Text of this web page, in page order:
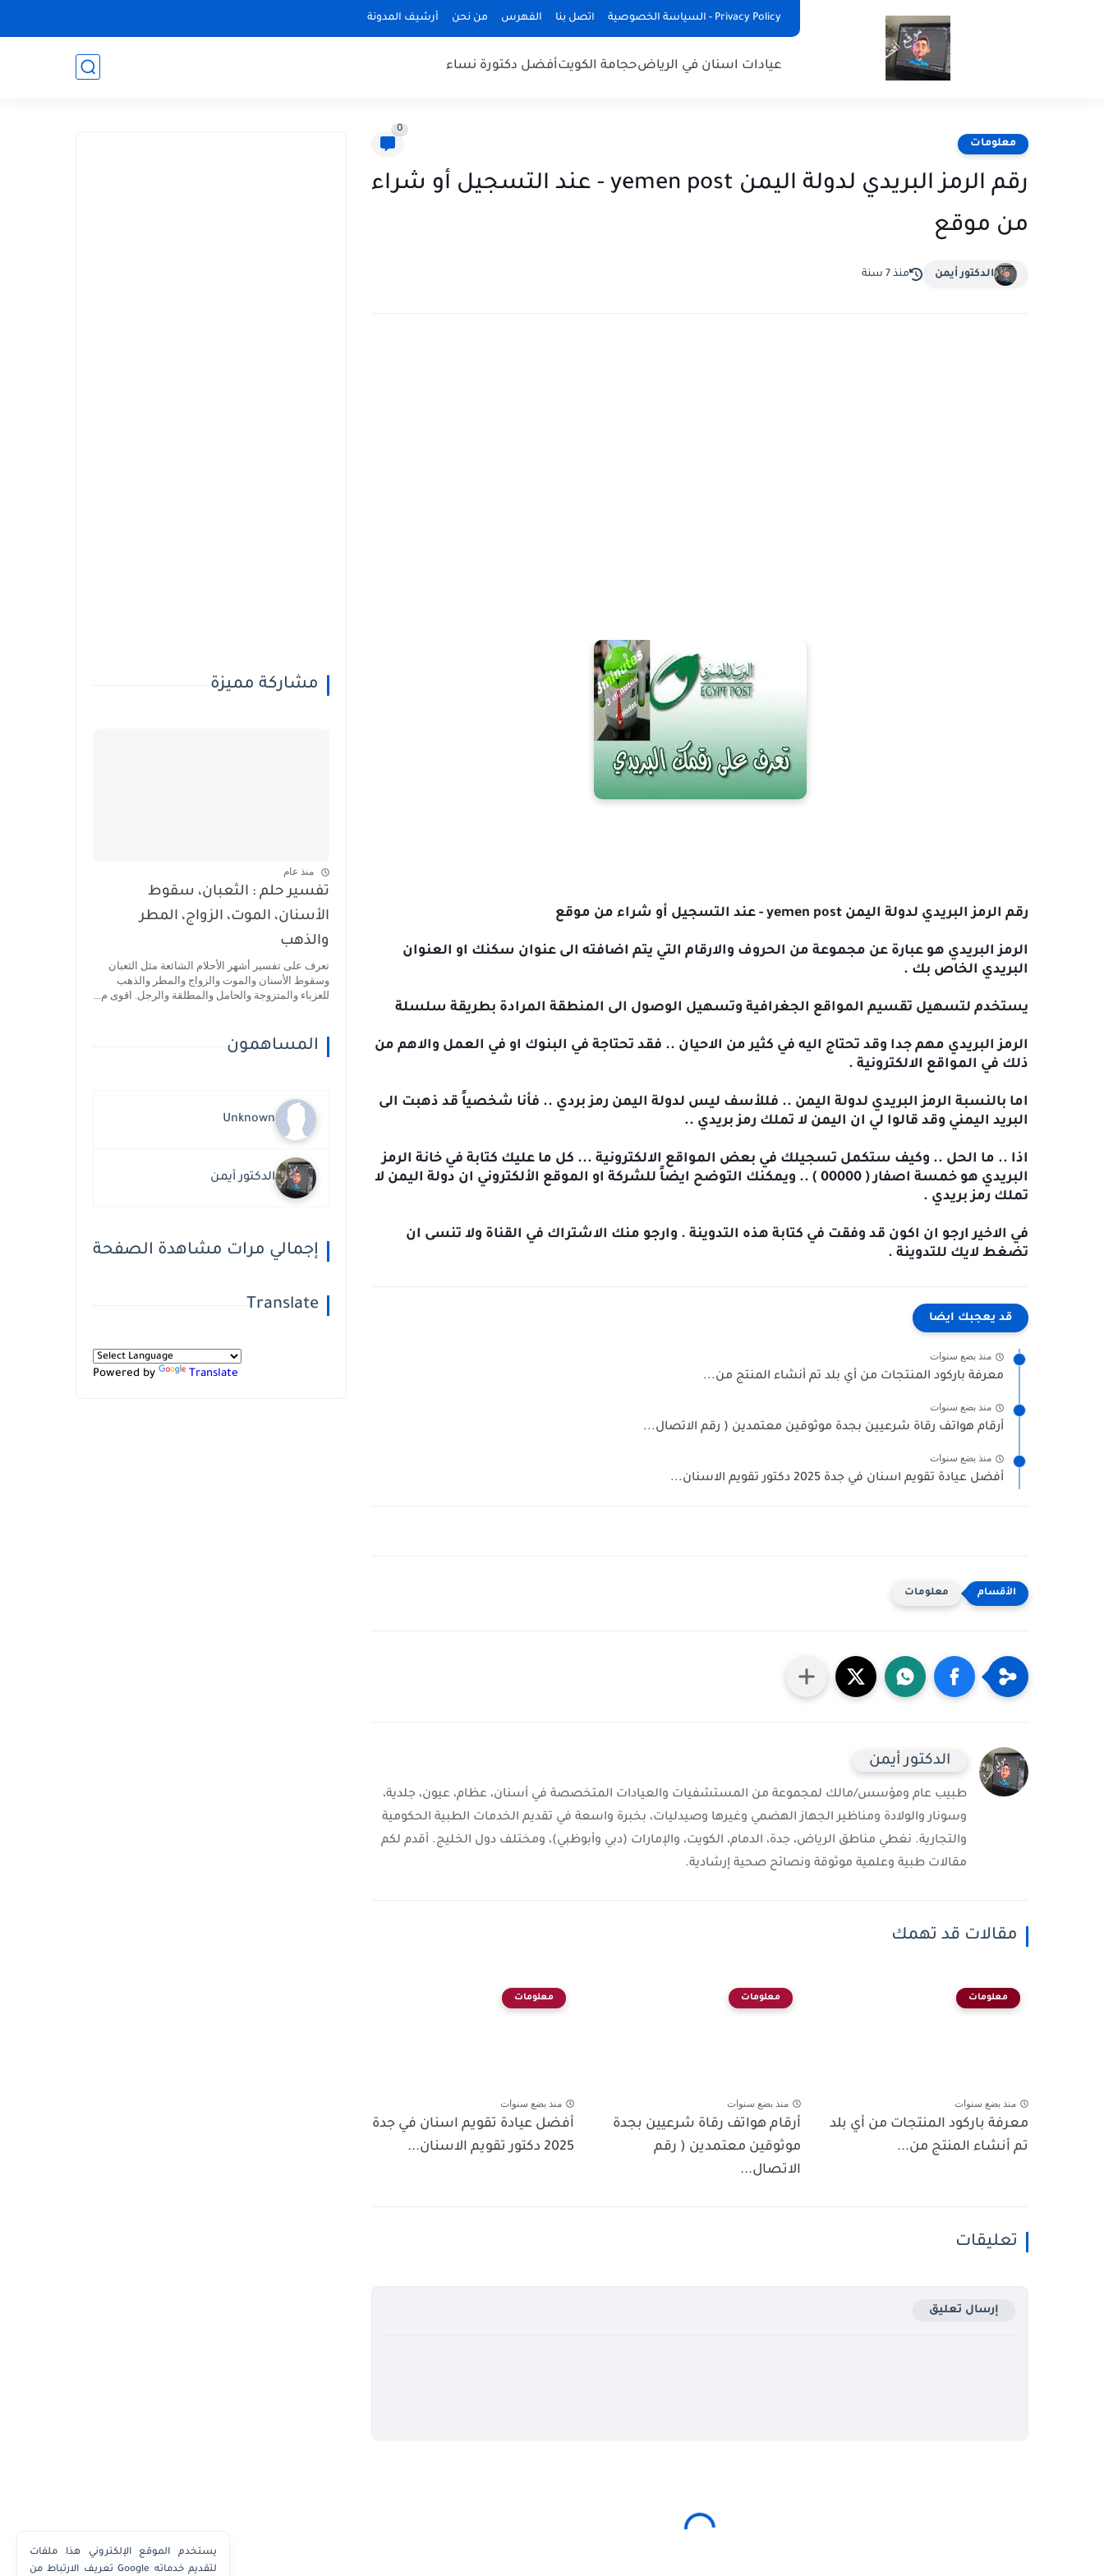
Privacy Policy - السياسة الخصوصية اتصل بنا الفهرس من نحن أرشيف المدونة
عيادات اسنان في الرياضحجامة الكويتأفضل دكتورة نساء
معلومات
0
رقم الرمز البريدي لدولة اليمن yemen post - عند التسجيل أو شراء
من موقع
الدكتور أيمن منذ 7 سنة
رقم الرمز البريدي لدولة اليمن yemen post - عند التسجيل أو شراء من موقع
البريدي الخاص بك .
يستخدم لتسهيل تقسيم المواقع الجغرافية وتسهيل الوصول الى المنطقة المرادة بطريقة سلسلة
ذلك في المواقع الالكترونية .
البريد اليمني وقد قالوا لي ان اليمن لا تملك رمز بريدي ..
اذا .. ما الحل .. وكيف ستكمل تسجيلك في بعض المواقع الالكترونية ... كل ما عليك كتابة في خانة الرمز
تملك رمز بريدي .
تضغط لايك للتدوينة .
قد يعجبك ايضا
منذ بضع سنوات
معرفة باركود المنتجات من أي بلد تم أنشاء المنتج من...
منذ بضع سنوات
أرقام هواتف رقاة شرعيين بجدة موثوقين معتمدين ( رقم الاتصال...
منذ بضع سنوات
أفضل عيادة تقويم اسنان في جدة 2025 دكتور تقويم الاسنان...
معلومات
الدكتور أيمن
طبيب عام ومؤسس/مالك لمجموعة من المستشفيات والعيادات المتخصصة في أسنان، عظام، عيون، جلدية،
وسونار والولادة ومناظير الجهاز الهضمي وغيرها وصيدليات، بخبرة واسعة في تقديم الخدمات الطبية الحكومية
والتجارية. نغطي مناطق الرياض، جدة، الدمام، الكويت، والإمارات (دبي وأبوظبي)، ومختلف دول الخليج. أقدم لكم
مقالات طبية وعلمية موثوقة ونصائح صحية إرشادية.
مقالات قد تهمك
معلومات
منذ بضع سنوات
معرفة باركود المنتجات من أي بلد
تم أنشاء المنتج من...
معلومات
منذ بضع سنوات
أرقام هواتف رقاة شرعيين بجدة
موثوقين معتمدين ( رقم
الاتصال...
معلومات
منذ بضع سنوات
أفضل عيادة تقويم اسنان في جدة
2025 دكتور تقويم الاسنان...
تعليقات
إرسال تعليق
مشاركة مميزة
منذ عام
تفسير حلم : الثعبان، سقوط
الأسنان، الموت، الزواج، المطر
والذهب
تعرف على تفسير أشهر الأحلام الشائعة مثل الثعبان
وسقوط الأسنان والموت والزواج والمطر والذهب
للعزباء والمتزوجة والحامل والمطلقة والرجل. اقوى م...
المساهمون
Unknown
الدكتور أيمن
إجمالي مرات مشاهدة الصفحة
Translate
Powered by Translate
يستخدم الموقع الإلكتروني هذا ملفات
تعريف الارتباط من Google لتقديم خدماته